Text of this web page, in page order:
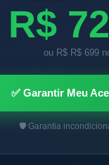
R$
ou R$ R$ 699
✅ Garantir Meu
🛡️ Garantia